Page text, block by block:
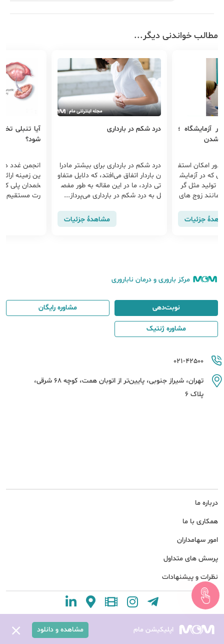
مطالب خواندنی دیگر...
آزمایشگاه ؛
شدن
دور امکان استف
که در آزمایش
تولید مثل گر
مانند زوج های
جزئیات
درد شکم در بارداری
درد شکم در بارداری برای بیشتر مادرا
ن باردار اتفاق می‌افتد، که دلایل متفاو
تی دارد، ما در این مقاله به طور مفص
ل به درد شکم در بارداری می‌پرداز...
مشاهدهٔ جزئیات
آیا تنبلی
شود؟
انجمن غدد
ین زمینه
خمدان پلی
رت مستقیم
مرکز باروری و درمان ناباروری
درباره ما
همکاری با ما
امور سهامداران
پرسش های متداول
نظرات و پیشنهادات
021-42500
تهران، شیراز جنوبی، پایین‌تر از اتوبان همت، کوچه 68 شرقی،
پلاک 6
نوبت‌دهی مشاوره رایگان
مشاوره ژنتیک
اپلیکیشن مام مشاهده و دانلود